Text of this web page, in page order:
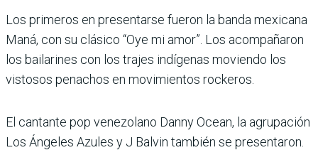
Los primeros en presentarse fueron la banda mexicana
Maná, con su clásico “Oye mi amor”. Los acompañaron
los bailarines con los trajes indí­genas moviendo los
vistosos penachos en movimientos rockeros.
El cantante pop venezolano Danny Ocean, la agrupación
Los Ángeles Azules y J Bal­vin también se presentaron.